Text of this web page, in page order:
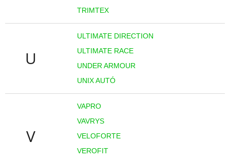
TRIMTEX
U
ULTIMATE DIRECTION
ULTIMATE RACE
UNDER ARMOUR
UNIX AUTÓ
V
VAPRO
VAVRYS
VELOFORTE
VEROFIT